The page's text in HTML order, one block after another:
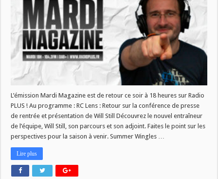
retour
sur
Lens,
le
Summer
Wingles
et
la
domotique
L’émission Mardi Magazine est de retour ce soir à 18 heures sur Radio
PLUS ! Au programme : RC Lens : Retour sur la conférence de presse
de rentrée et présentation de Will Still Découvrez le nouvel entraîneur
de l’équipe, Will Still, son parcours et son adjoint. Faites le point sur les
perspectives pour la saison à venir. Summer Wingles …
Lire plus